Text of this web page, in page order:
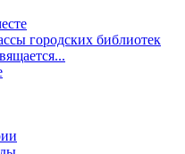
городских библиотек